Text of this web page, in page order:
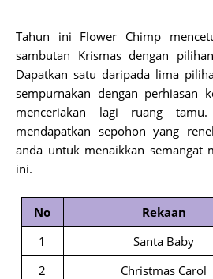
Tahun ini Flower Chimp
sambutan Krismas dengan
Dapatkan satu daripada lima
sempurnakan dengan perhiasan
menceriakan lagi ruang
mendapatkan sepohon yang
anda untuk menaikkan semangat
ini.
No Rekaan
1
Santa Baby
2
Christmas Carol